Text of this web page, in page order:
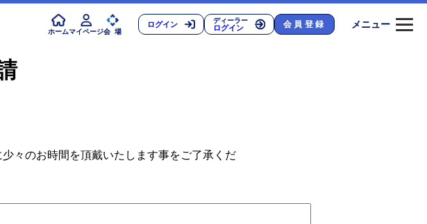
ホームマイページ会 場
ログイン ディーラー
ログイン 会員登録 メニュー
々のお時間を頂戴いたします事をご了承くだ